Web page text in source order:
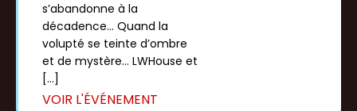
s’abandonne à la
décadence… Quand la
volupté se teinte d’ombre
et de mystère… LWHouse et
[…]